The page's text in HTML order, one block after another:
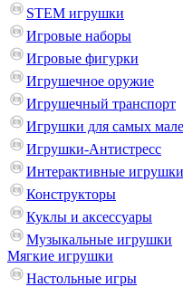
STEM игрушки
Игровые наборы
Игровые фигурки
Игрушечное оружие
Игрушечный транспорт
Игрушки для самых
Игрушки-Антистресс
Интерактивные игрушки
Конструкторы
Куклы и аксессуары
Музыкальные игрушки
Мягкие игрушки
Настольные игры